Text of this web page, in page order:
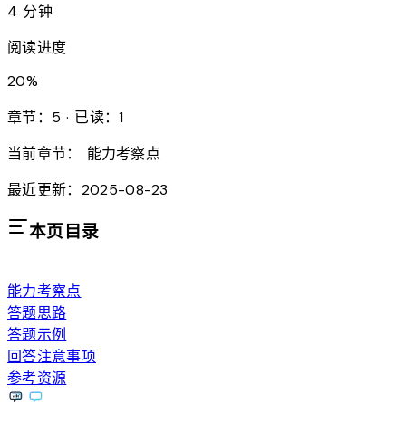
4 分钟
阅读进度
20%
章节：5 · 已读：1
当前章节：
能力考察点
最近更新：2025-08-23
本页目录
能力考察点
答题思路
答题示例
回答注意事项
参考资源